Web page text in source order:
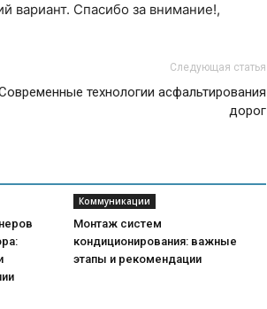
вариант. Спасибо за внимание!,
Следующая статья
технологии асфальтирования
дорог
Коммуникации
Монтаж систем
кондиционирования: важные
этапы и рекомендации